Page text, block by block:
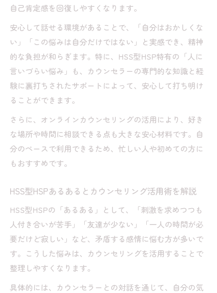
新しい自分を発見するカウンセリングの視点と
は
カウンセリングで引き出すHSS型HSPの強
みと才能
カウンセリングが新しい自己像に気づかせ
る理由
HSS型HSPの成功者に学ぶカウンセリング
の活用法
カウンセリング体験が好奇心を前向きに変
える方法
カウンセリングを通じた自己成長のきっか
失敗しがちな自己批判ループから抜け出すヒン
ト
カウンセリングで自己批判パターンに気づ
く方法
HSS型HSPが自己肯定感を高めるカウンセ
リング活用術
カウンセリングで自分を責めない思考を育
自己肯定感を回復しやすくなります。
安心して話せる環境があることで、「自分はおかしくな
い」「この悩みは自分だけではない」と実感でき、精神
的な負担が和らぎます。特に、HSS型HSP特有の「人に
言いづらい悩み」も、カウンセラーの専門的な知識と経
験に裏打ちされたサポートによって、安心して打ち明け
ることができます。
さらに、オンラインカウンセリングの活用により、好き
な場所や時間に相談できる点も大きな安心材料です。自
分のペースで利用できるため、忙しい人や初めての方に
もおすすめです。
HSS型HSPあるあるとカウンセリング活用術を解説
HSS型HSPの「あるある」として、「刺激を求めつつも
人付き合いが苦手」「友達が少ない」「一人の時間が必
要だけど寂しい」など、矛盾する感情に悩む方が多いで
す。こうした悩みは、カウンセリングを活用することで
整理しやすくなります。
具体的には、カウンセラーとの対話を通じて、自分の気